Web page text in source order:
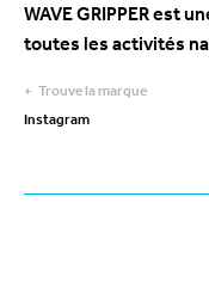
WAVE GRIPPER est
toutes les activités
Trouve la marque
Instagram